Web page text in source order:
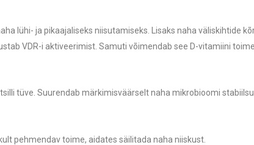
lühi- ja pikaajaliseks niisutamiseks. Lisaks naha väliskihtide
VDR-i aktiveerimist. Samuti võimendab see D-vitamiini
tüve. Suurendab märkimisväärselt naha mikrobioomi
pehmendav toime, aidates säilitada naha niiskust.